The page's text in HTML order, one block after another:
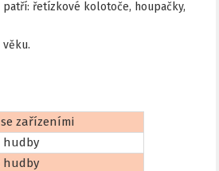
řetízkové kolotoče, houpačky,
zařízeními
hudby
hudby